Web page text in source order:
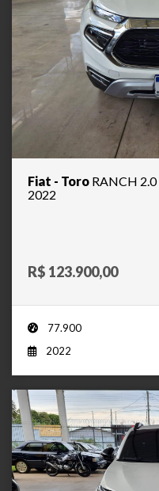
Fiat - Toro RANCH 2.0
2022
R$ 123.900,00
77.900
2022